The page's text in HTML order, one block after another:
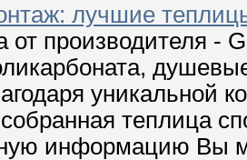
лучшие
от производителя -
уникальной
теплица
информацию Вы